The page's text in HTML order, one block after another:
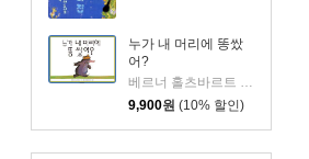
누가 내 머리에 똥쌌
어?
베르너 홀츠바르트 저/볼프 예를브루흐 그림
9,900원 (10% 할인)